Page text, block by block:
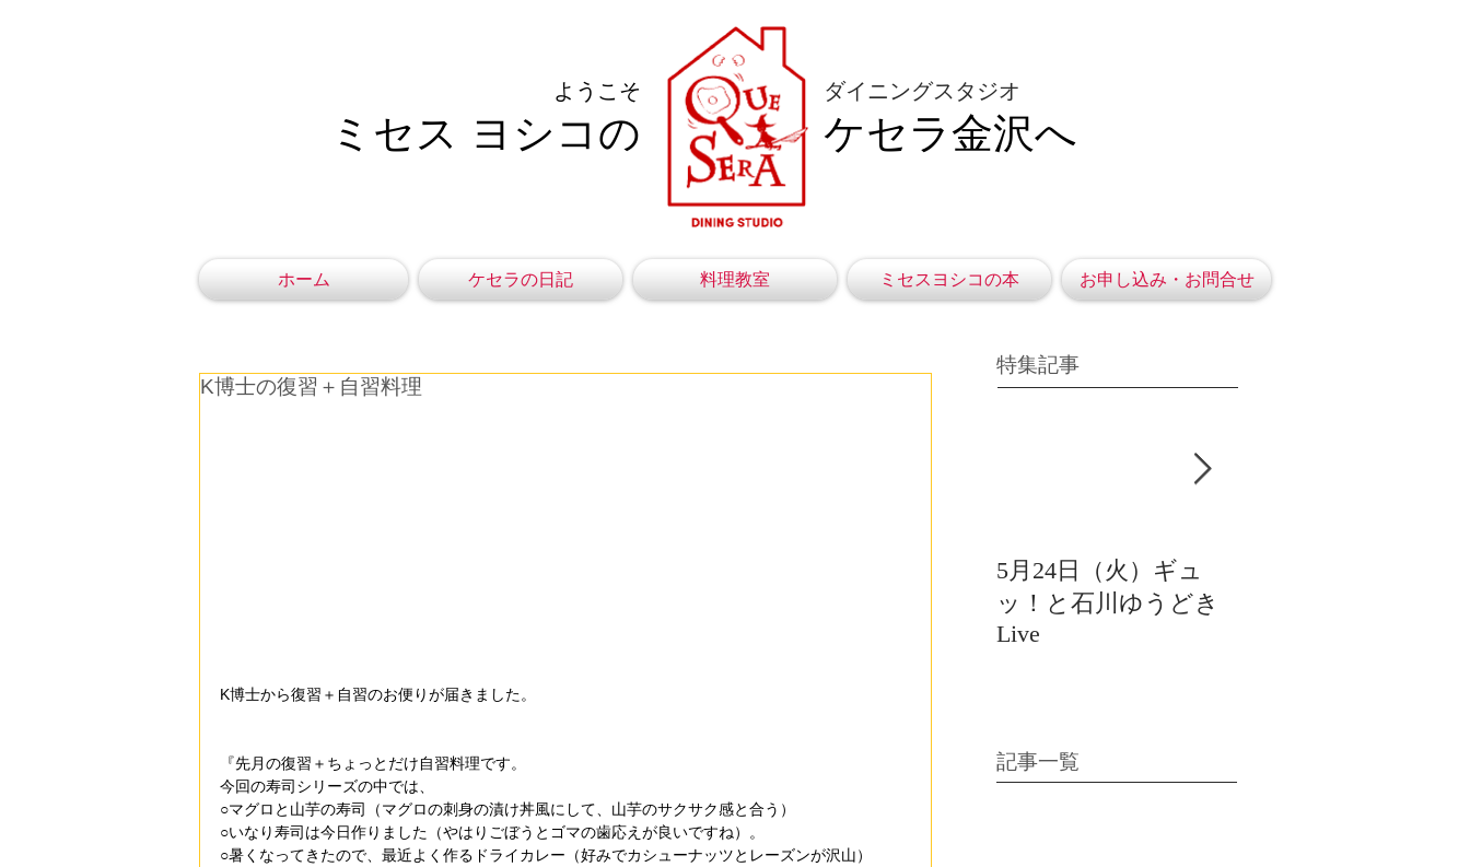
ようこそ
ミセス ヨシコの
ダイニングスタジオ
ケセラ金沢へ
ホーム ケセラの日記 料理教室 ミセスヨシコの本 お申し込み・お問合せ
K博士の復習＋自習料理
K博士から復習＋自習のお便りが届きました。
『先月の復習＋ちょっとだけ自習料理です。
今回の寿司シリーズの中では、
○マグロと山芋の寿司（マグロの刺身の漬け丼風にして、山芋のサクサク感と合う）
○いなり寿司は今日作りました（やはりごぼうとゴマの歯応えが良いですね）。
○暑くなってきたので、最近よく作るドライカレー（好みでカシューナッツとレーズンが沢山）
特集記事
5月24日（火）ギュ
ッ！と石川ゆうどき
Live
記事一覧